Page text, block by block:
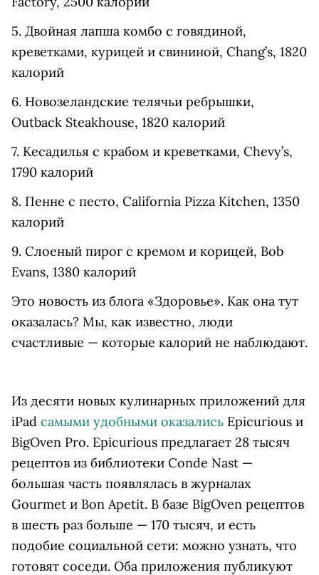
5. Двойная лапша комбо с говядиной,
креветками, курицей и свининой, Chang’s, 1820
калорий
6. Новозеландские телячьи ребрышки,
Outback Steakhouse, 1820 калорий
7. Кесадилья с крабом и креветками, Chevy’s,
1790 калорий
8. Пенне с песто, California Pizza Kitchen, 1350
калорий
9. Слоеный пирог с кремом и корицей, Bob
Evans, 1380 калорий
Это новость из блога «Здоровье». Как она тут
оказалась? Мы, как известно, люди
счастливые — которые калорий не наблюдают.
Из десяти новых кулинарных приложений для
iРad самыми удобными оказались Epicurious и
BigOven Pro. Epicurious предлагает 28 тысяч
рецептов из библиотеки Conde Nast —
большая часть появлялась в журналах
Gourmet и Bon Apetit. В базе BigOven рецептов
в шесть раз больше — 170 тысяч, и есть
подобие социальной сети: можно узнать, что
готовят соседи. Оба приложения публикуют